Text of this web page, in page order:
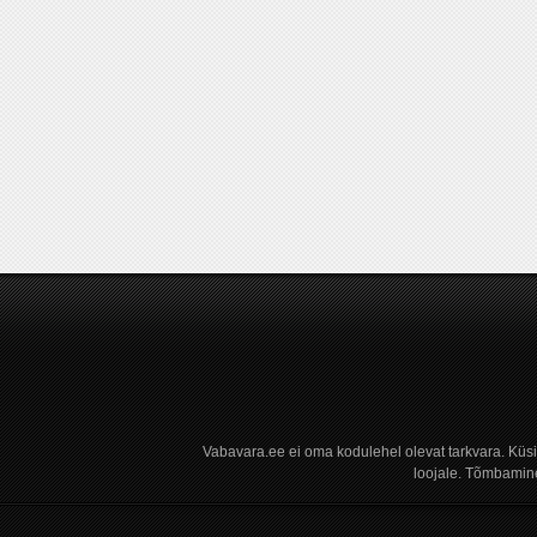
Vabavara.ee ei oma kodulehel olevat tarkvara.
loojale.